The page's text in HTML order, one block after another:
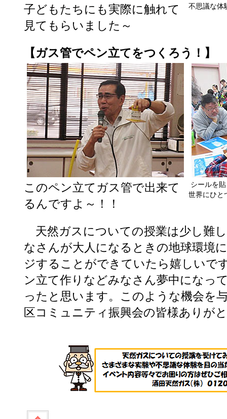
子どもたちにも実際に触れて
見てもらいました～
不思議な体
【ガス管でペン立てをつくろう！】
このペン立てガス管で出来て
るんですよ～！！
シールを
世界にひと
天然ガスについての授業は少し難
なさんが大人になるときの地球環境
ジすることができていたら嬉しいで
ン立て作りなどみなさん夢中になっ
ったと思います。このような機会を
区コミュニティ振興会の皆様ありが